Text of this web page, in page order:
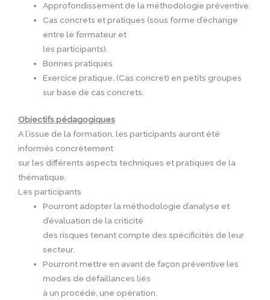
Approfondissement de la méthodologie préventive.
Cas concrets et pratiques (sous forme d’échange
entre le formateur et
les participants).
Bonnes pratiques
Exercice pratique. (Cas concret) en petits groupes
sur base de cas concrets.
Objectifs pédagogiques
A l’issue de la formation, les participants auront été
informés concrètement
sur les différents aspects techniques et pratiques de la
thématique.
Les participants
Pourront adopter la méthodologie d’analyse et
d’évaluation de la criticité
des risques tenant compte des spécificités de leur
secteur.
Pourront mettre en avant de façon préventive les
modes de défaillances liés
à un procédé, une opération.